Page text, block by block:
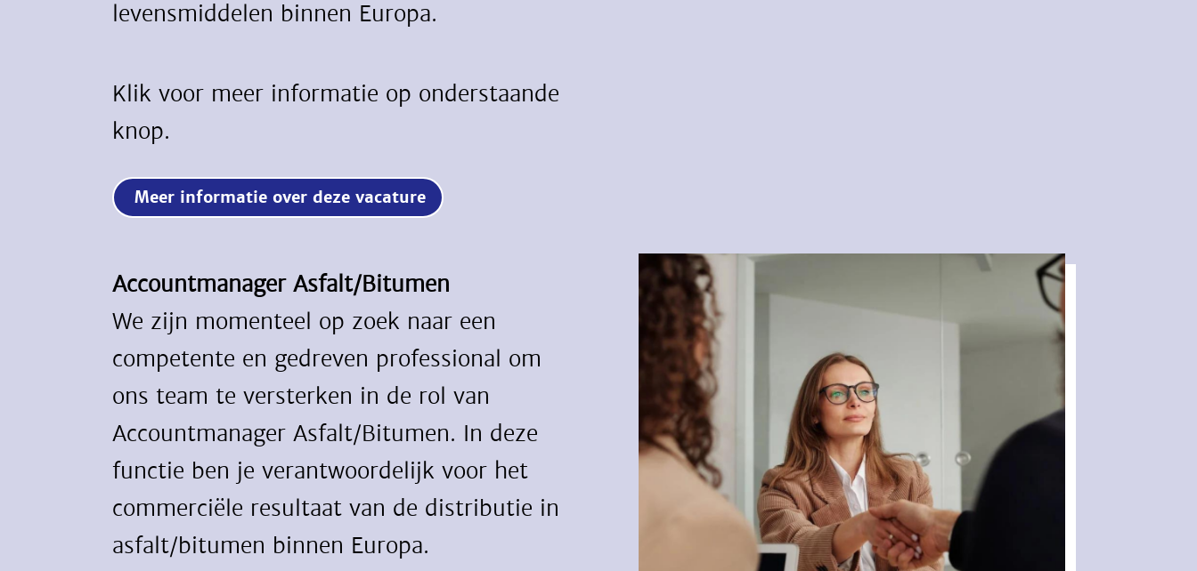
levensmiddelen binnen Europa.
Klik voor meer informatie op onderstaande
knop.
Meer informatie over deze vacature
Accountmanager Asfalt/Bitumen
We zijn momenteel op zoek naar een
competente en gedreven professional om
ons team te versterken in de rol van
Accountmanager Asfalt/Bitumen. In deze
functie ben je verantwoordelijk voor het
commerciële resultaat van de distributie in
asfalt/bitumen binnen Europa.